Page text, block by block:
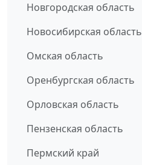
Новгородская область
Новосибирская область
Омская область
Оренбургская область
Орловская область
Пензенская область
Пермский край